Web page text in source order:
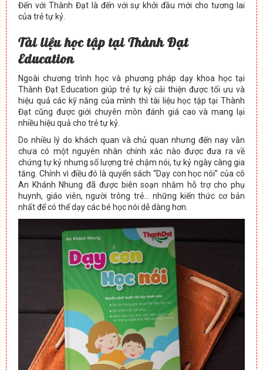
Đến với Thành Đạt là đến với sự khởi đầu mới cho tương lai
của trẻ tự kỷ.
Tài liệu học tập tại Thành Đạt
Education
Ngoài chương trình học và phương pháp dạy khoa học tại
Thành Đạt Education giúp trẻ tự kỷ cải thiện được tối ưu và
hiệu quả các kỹ năng của mình thì tài liệu học tập tại Thành
Đạt cũng được giới chuyên môn đánh giá cao và mang lại
nhiều hiệu quả cho trẻ tự kỷ.
Do nhiều lý do khách quan và chủ quan nhưng đến nay vẫn
chưa có một nguyên nhân chính xác nào được đưa ra về
chứng tự kỷ nhưng số lượng trẻ chậm nói, tự kỷ ngày càng gia
tăng. Chính vì điều đó là quyển sách “Dạy con học nói” của cô
An Khánh Nhung đã được biên soạn nhằm hỗ trợ cho phụ
huynh, giáo viên, người trông trẻ… những kiến thức cơ bản
nhất để có thể dạy các bé học nói dễ dàng hơn.